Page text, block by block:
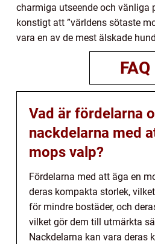
charmiga utseende och vänliga
konstigt att ”världens sötaste
vara en av de mest älskade
FAQ
Vad är fördelarna
nackdelarna med
mops valp?
Fördelarna med att äga en
deras kompakta storlek,
för mindre bostäder, och
vilket gör dem till utmärkta
Nackdelarna kan vara deras